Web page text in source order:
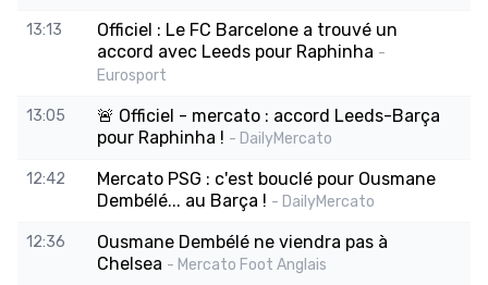
13:13
Officiel : Le FC Barcelone a trouvé un
accord avec Leeds pour Raphinha -
Eurosport
13:05
🚨 Officiel - mercato : accord Leeds-Barça
pour Raphinha ! - DailyMercato
12:42
Mercato PSG : c'est bouclé pour Ousmane
Dembélé... au Barça ! - DailyMercato
12:36
Ousmane Dembélé ne viendra pas à
Chelsea - Mercato Foot Anglais